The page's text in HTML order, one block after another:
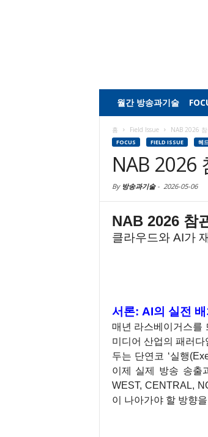
월간 방송과기술
홈 Field Issue NAB 2026
FOCUS FIELD ISSUE 헤
NAB 2026
By 방송과기술- 2026-05-06
NAB 2026 참
클라우드와 AI가
서론: AI의 실전
매년 라스베이거스를
미디어 산업의 패러
두는 단연코 ‘실행
이제 실제 방송 송출
WEST, CENTRAL,
이 나아가야 할 방향